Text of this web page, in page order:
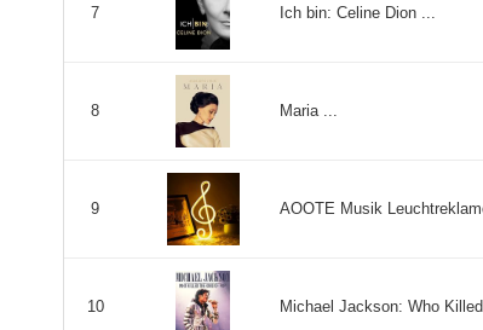
7 Ich bin: Celine Dion ...
8 Maria ...
9 AOOTE Musik
10 Michael Jackson: Who